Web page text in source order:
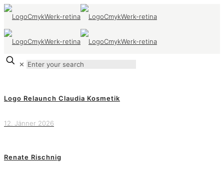
✕
Logo Relaunch Claudia Kosmetik
12. Jänner 2026
Renate Rischnig